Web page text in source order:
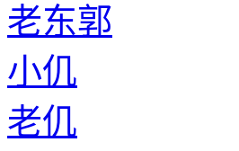
老东郭
小仉
老仉